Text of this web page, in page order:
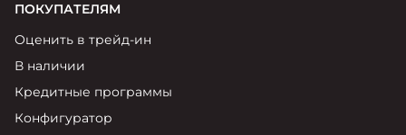
ПОКУПАТЕЛЯМ
Оценить в трейд-ин
В наличии
Кредитные программы
Конфигуратор